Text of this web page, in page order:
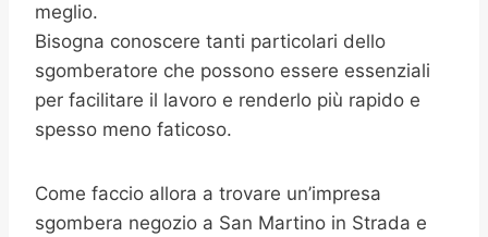
meglio.
Bisogna conoscere tanti particolari dello
sgomberatore che possono essere essenziali
per facilitare il lavoro e renderlo più rapido e
spesso meno faticoso.
Come faccio allora a trovare un’impresa
sgombera negozio a San Martino in Strada e